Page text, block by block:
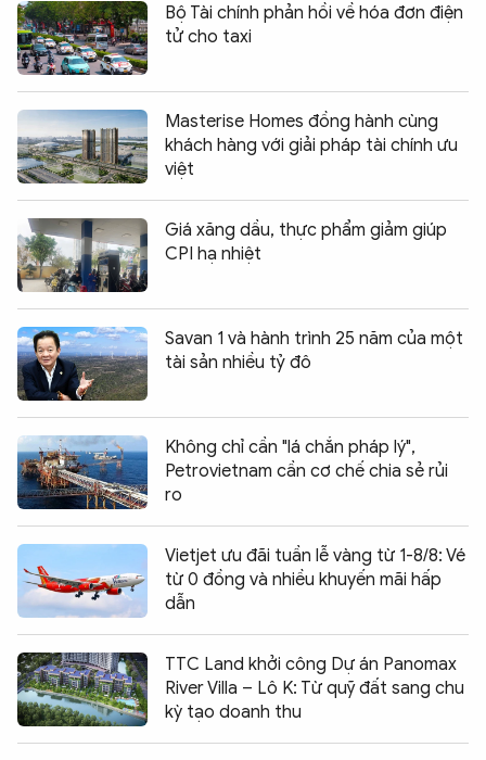
Bộ Tài chính phản hồi về hóa đơn điện
tử cho taxi
Masterise Homes đồng hành cùng
khách hàng với giải pháp tài chính ưu
việt
Giá xăng dầu, thực phẩm giảm giúp
CPI hạ nhiệt
Savan 1 và hành trình 25 năm của một
tài sản nhiều tỷ đô
Không chỉ cần "lá chắn pháp lý",
Petrovietnam cần cơ chế chia sẻ rủi
ro
Vietjet ưu đãi tuần lễ vàng từ 1-8/8: Vé
từ 0 đồng và nhiều khuyến mãi hấp
dẫn
TTC Land khởi công Dự án Panomax
River Villa – Lô K: Từ quỹ đất sang chu
kỳ tạo doanh thu